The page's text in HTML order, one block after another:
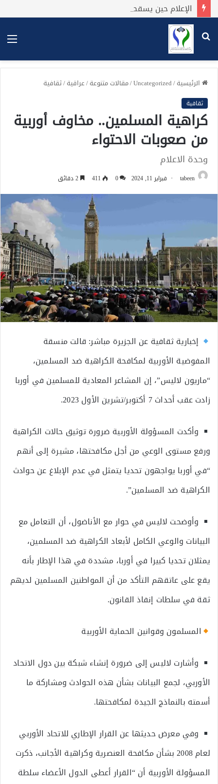
الإعلام حين يسقط… من المهنية إلى الوحل
بحث
عن
الرئيسية/
Uncategorized
/مقالات متنوعة/عراقية/ثقافية
ثقافية
كراهية المسلمين.. مخاوف أوربية
من صعوبات الاحتواء
وحدة الاعلام
tabeen فبراير 11, 2024 0
411
إخبارية ثقافية عن الجزيرة مباشر: قالت منسقة
المفوضية الأوربية لمكافحة الكراهية ضد المسلمين،
“ماريون لاليس”، إن المشاعر المعادية للمسلمين في أوربا
زادت عقب أحداث 7 أكتوبر/تشرين الأول 2023.
وأكدت المسؤولة الأوربية ضرورة توثيق حالات الكراهية
ورفع مستوى الوعي من أجل مكافحتها، مشيرة إلى أنهم
“في أوربا يواجهون تحديا يتمثل في عدم الإبلاغ عن حوادث
الكراهية ضد المسلمين”.
وأوضحت لاليس في حوار مع الأناضول، أن التعامل مع
البيانات والوعي الكامل لأبعاد الكراهية ضد المسلمين،
يمثلان تحديا كبيرا في أوربا، مشددة في هذا الإطار بأنه
يقع على عاتقهم التأكد من أن المواطنين المسلمين لديهم
ثقة في سلطات إنفاذ القانون.
المسلمون وقوانين الحماية الأوربية
وأشارت لاليس إلى ضرورة إنشاء شبكة بين دول الاتحاد
الأوربي، لجمع البيانات بشأن هذه الحوادث ومشاركة ما
أسمته بالنماذج الجيدة لمكافحتها.
وفي معرض حديثها عن القرار الإطاري للاتحاد الأوربي
لعام 2008 بشأن مكافحة العنصرية وكراهية الأجانب، ذكرت
المسؤولة الأوربية أن “القرار أعطى الدول الأعضاء سلطة